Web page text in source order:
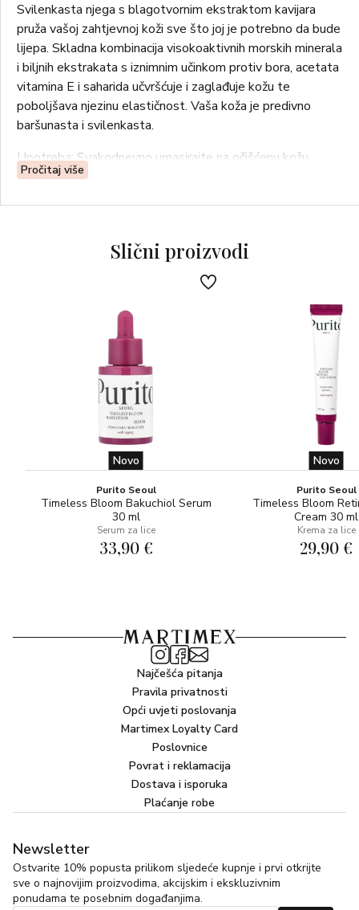
Svilenkasta njega s blagotvornim ekstraktom kavijara
pruža vašoj zahtjevnoj koži sve što joj je potrebno da bude
lijepa. Skladna kombinacija visokoaktivnih morskih minerala
i biljnih ekstrakata s iznimnim učinkom protiv bora, acetata
vitamina E i saharida učvršćuje i zaglađuje kožu te
poboljšava njezinu elastičnost. Vaša koža je predivno
baršunasta i svilenkasta.
Upotreba: Svakodnevno umasirajte na očišćenu kožu
širokim, kružnim pokretima.
Za sve tipove kože.
Pročitaj više
Slični proizvodi
Novo
Purito Seoul
Timeless Bloom Bakuchiol Serum
30 ml
Serum za lice
33,90 €
Novo
Purito Seoul
Timeless Bloom
Cream 30 ml
Krema za lice
29,90 €
Najčešća pitanja
Pravila privatnosti
Opći uvjeti poslovanja
Martimex Loyalty Card
Poslovnice
Povrat i reklamacija
Dostava i isporuka
Plaćanje robe
Newsletter
Ostvarite 10% popusta prilikom sljedeće kupnje i prvi otkrijte
sve o najnovijim proizvodima, akcijskim i ekskluzivnim
ponudama te posebnim događanjima.